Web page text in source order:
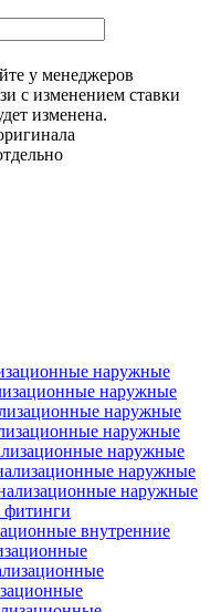
у менеджеров
с изменением ставки
изменена.
наружные
наружные
наружные
наружные
наружные
наружные
наружные
внутренние